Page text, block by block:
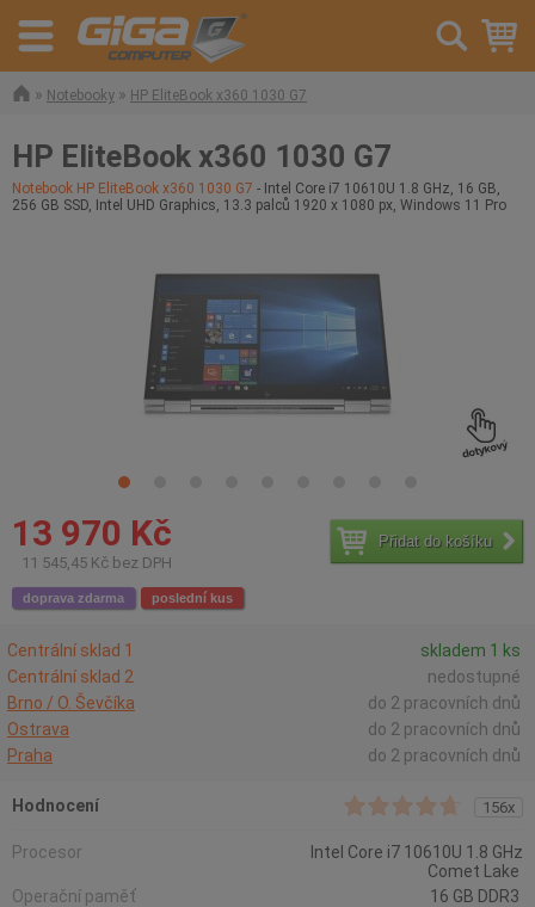
» Notebooky » HP EliteBook x360 1030 G7
HP EliteBook x360 1030 G7
Notebook HP EliteBook x360 1030 G7 - Intel Core i7 10610U 1.8 GHz, 16 GB,
256 GB SSD, Intel UHD Graphics, 13.3 palců 1920 x 1080 px, Windows 11 Pro
13 970 Kč
11 545,45 Kč bez DPH
Přidat do košíku
doprava zdarma poslední kus
Centrální sklad 1
skladem 1 ks
Centrální sklad 2
nedostupné
Brno / O. Ševčíka
do 2 pracovních dnů
Ostrava
do 2 pracovních dnů
Praha
do 2 pracovních dnů
Hodnocení 156x
Procesor
Intel Core i7 10610U 1.8 GHz
Comet Lake
Operační paměť
16 GB DDR3